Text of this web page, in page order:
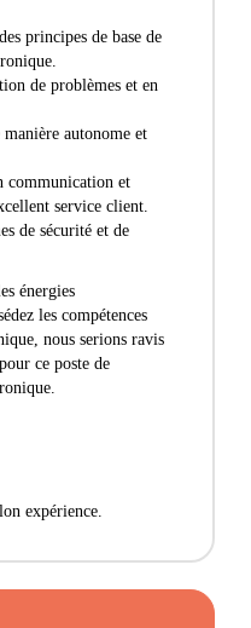
principes de base de
de problèmes et en
autonome et
communication et
service client.
de sécurité et de
énergies
les compétences
nous serions ravis
ce poste de
expérience.